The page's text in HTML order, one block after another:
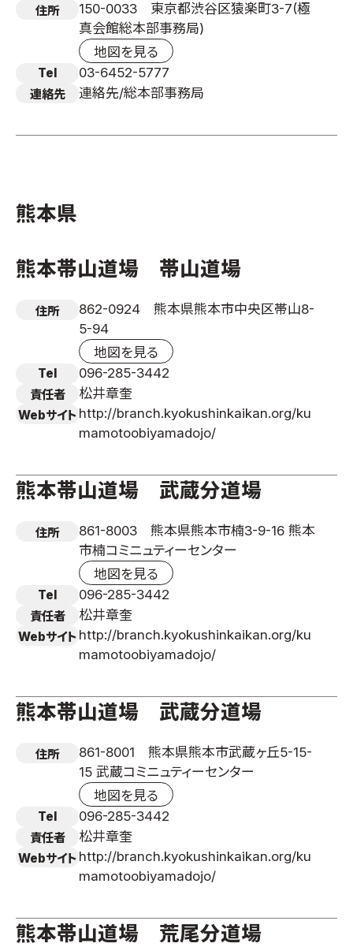
住所
150-0033 東京都渋谷区猿楽町3-7(極
真会館総本部事務局)
地図を見る
Tel 03-6452-5777
連絡先 連絡先/総本部事務局
熊本県
熊本帯山道場 帯山道場
住所
862-0924 熊本県熊本市中央区帯山8-
5-94
地図を見る
Tel 096-285-3442
責任者 松井章奎
Webサイト http://branch.kyokushinkaikan.org/ku
mamotoobiyamadojo/
熊本帯山道場 武蔵分道場
住所
861-8003 熊本県熊本市楠3-9-16 熊本
市楠コミニュティーセンター
地図を見る
Tel 096-285-3442
責任者 松井章奎
Webサイト http://branch.kyokushinkaikan.org/ku
mamotoobiyamadojo/
熊本帯山道場 武蔵分道場
住所
861-8001 熊本県熊本市武蔵ヶ丘5-15-
15 武蔵コミニュティーセンター
地図を見る
Tel 096-285-3442
責任者 松井章奎
Webサイト http://branch.kyokushinkaikan.org/ku
mamotoobiyamadojo/
熊本帯山道場 荒尾分道場